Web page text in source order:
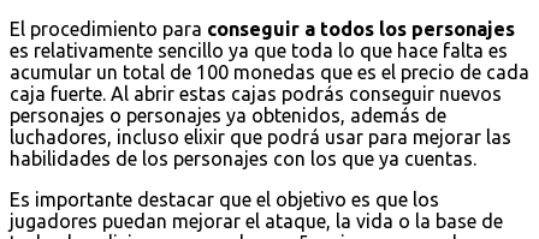
El procedimiento para conseguir a todos los personajes
es relativamente sencillo ya que toda lo que hace falta es
acumular un total de 100 monedas que es el precio de cada
caja fuerte. Al abrir estas cajas podrás conseguir nuevos
personajes o personajes ya obtenidos, además de
luchadores, incluso elixir que podrá usar para mejorar las
habilidades de los personajes con los que ya cuentas.
Es importante destacar que el objetivo es que los
jugadores puedan mejorar el ataque, la vida o la base de